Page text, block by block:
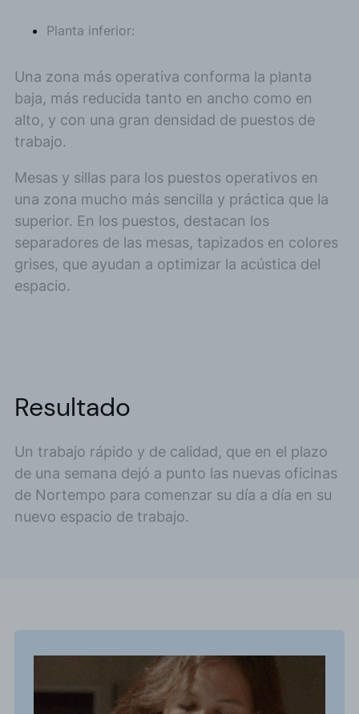
Planta inferior:
Una zona más operativa conforma la planta
baja, más reducida tanto en ancho como en
alto, y con una gran densidad de puestos de
trabajo.
Mesas y sillas para los puestos operativos en
una zona mucho más sencilla y práctica que la
superior. En los puestos, destacan los
separadores de las mesas, tapizados en colores
grises, que ayudan a optimizar la acústica del
espacio.
Resultado
Un trabajo rápido y de calidad, que en el plazo
de una semana dejó a punto las nuevas oficinas
de Nortempo para comenzar su día a día en su
nuevo espacio de trabajo.